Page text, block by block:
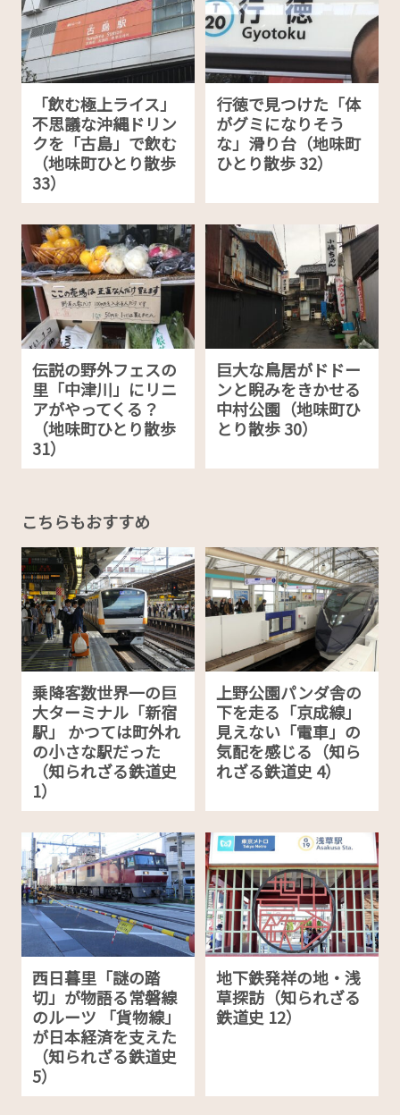
「飲む極上ライス」
不思議な沖縄ドリン
クを「古島」で飲む
（地味町ひとり散歩
33）
行徳で見つけた「体
がグミになりそう
な」滑り台（地味町
ひとり散歩 32）
伝説の野外フェスの
里「中津川」にリニ
アがやってくる？
（地味町ひとり散歩
31）
巨大な鳥居がドドー
ンと睨みをきかせる
中村公園（地味町ひ
とり散歩 30）
こちらもおすすめ
乗降客数世界一の巨
大ターミナル「新宿
駅」 かつては町外れ
の小さな駅だった
（知られざる鉄道史
1）
上野公園パンダ舎の
下を走る「京成線」
見えない「電車」の
気配を感じる（知ら
れざる鉄道史 4）
西日暮里「謎の踏
切」が物語る常磐線
のルーツ 「貨物線」
が日本経済を支えた
（知られざる鉄道史
5）
地下鉄発祥の地・浅
草探訪（知られざる
鉄道史 12）